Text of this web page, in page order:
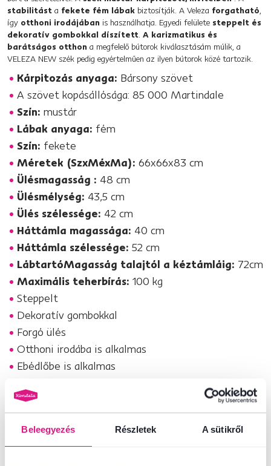
Beleegyezés Részletek A sütikről
stabilitást a fekete fém lábak biztosítják. A Veleza forgatható,
így otthoni irodájában is használhatja. Egyedi felülete steppelt és
dekoratív gombokkal díszített. A karizmatikus és
barátságos otthon a megfelelő bútorok kiválasztásám múlik, a
VELEZA NEW szék pedig egyértelműen az ilyen bútorok közé tartozik.
Kárpitozás anyaga: Bársony szövet
A szövet kopásállósága: 85 000 Martindale
Szín: mustár
Lábak anyaga: fém
Szín: fekete
Méretek (SzxMéxMa): 66x66x83 cm
Ülésmagasság : 48 cm
Ülésmélység: 43,5 cm
Ülés szélessége: 42 cm
Háttámla magassága: 40 cm
Háttámla szélessége: 52 cm
LábtartóMagasság talajtól a kéztámláig: 72cm
Maximális teherbírás: 100 kg
Steppelt
Dekoratív gombokkal
Forgó ülés
Otthoni irodába is alkalmas
Ebédlőbe is alkalmas
Alapparaméterek